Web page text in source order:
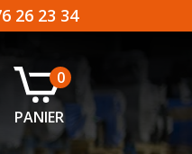
26 23 34
0
PANIER